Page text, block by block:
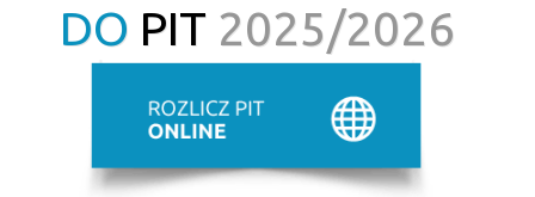
DO PIT 2025/2026